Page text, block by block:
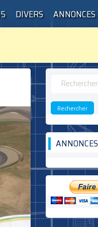
DIVERS ANNONCES
Rechercher :
ANNONCES